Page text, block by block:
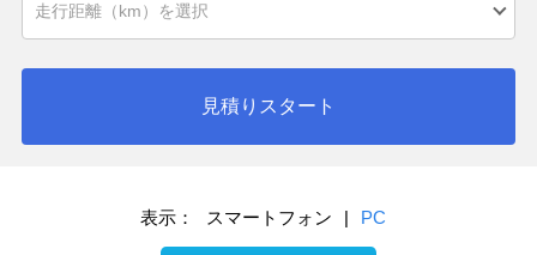
見積りスタート
表示： スマートフォン | PC